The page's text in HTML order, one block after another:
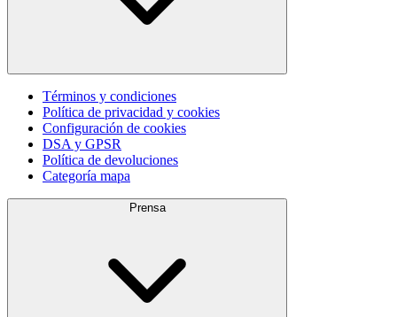
Términos y condiciones
Política de privacidad y cookies
Configuración de cookies
DSA y GPSR
Política de devoluciones
Categoría mapa
Prensa